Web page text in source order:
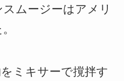
ムージーはアメリ
ミキサーで撹拌す